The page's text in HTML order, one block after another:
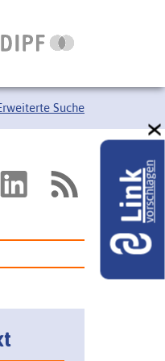
Suche
Linkvorschlagen